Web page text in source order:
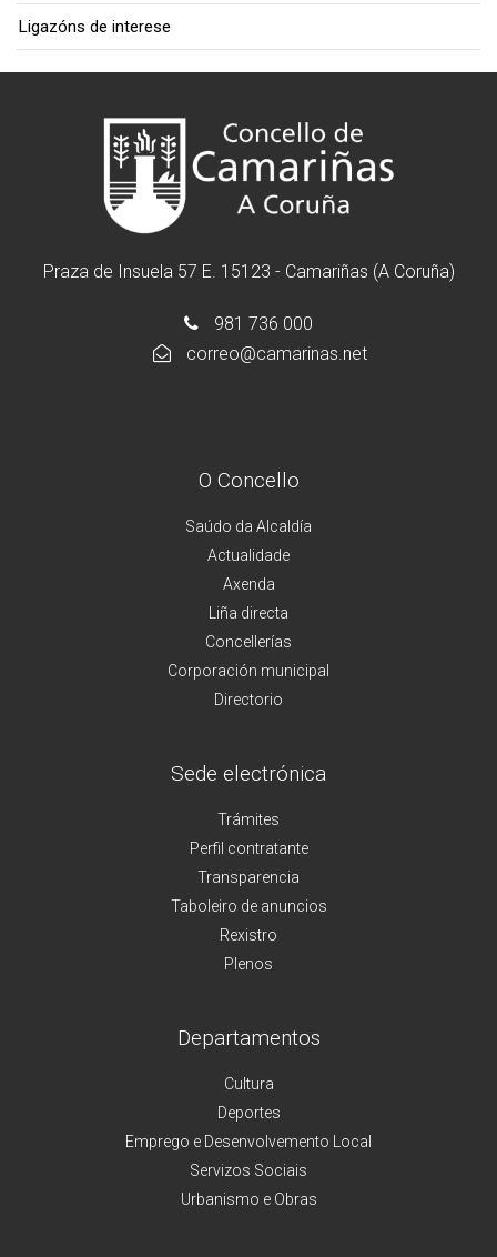
Ligazóns de interese
Praza de Insuela 57 E. 15123 - Camariñas (A Coruña)
981 736 000
correo@camarinas.net
O Concello
Saúdo da Alcaldía
Actualidade
Axenda
Liña directa
Concellerías
Corporación municipal
Directorio
Sede electrónica
Trámites
Perfil contratante
Transparencia
Taboleiro de anuncios
Rexistro
Plenos
Departamentos
Cultura
Deportes
Emprego e Desenvolvemento Local
Servizos Sociais
Urbanismo e Obras